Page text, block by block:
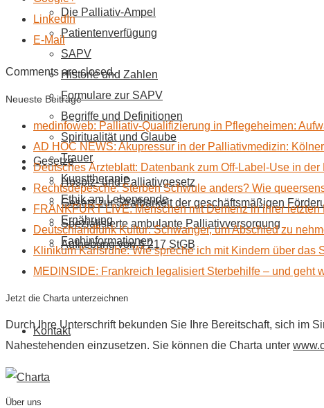
Die Palliativ-Ampel
Patientenverfügung
SAPV
Historie und Zahlen
Formulare zur SAPV
Begriffe und Definitionen
Spiritualität und Glaube
Trauer
Kunsttherapie
Ethik am Lebensende
Ernährung
Fachinformationen
Gesetze
Hospiz- und Palliativgesetz
Gesetz zur Strafbarkeit der geschäftsmäßigen
Spezialisierte ambulante Palliativversorgung
Aufhebung von § 217 StGB
Kontakt
LinkedIn
E-Mail
Comments are closed.
Neueste Beiträge
medinfoweb: Palliativ-Qualifizierung in Pflegeheimen:
AD HOC NEWS: Akupressur in der Palliativmedizin:
Deutsches Ärzteblatt: Datenbank zum Off-Label-Use in
Rechtsdepesche: Sterben Schwule anders? Wie
FRANKFURT LIVE: Menschen mit Demenz in ihrer
Deutschlandfunk Kultur: Schwanger, um Abschied zu
Klinikum Karlsruhe: Wie spreche ich mit Kindern über das
MEDINSIDE: Frankreich legalisiert Sterbehilfe – und geht
Jetzt die Charta unterzeichnen
Durch Ihre Unterschrift bekunden Sie Ihre Bereitschaft, sich im
Nahestehenden einzusetzen. Sie können die Charta unter
Über uns